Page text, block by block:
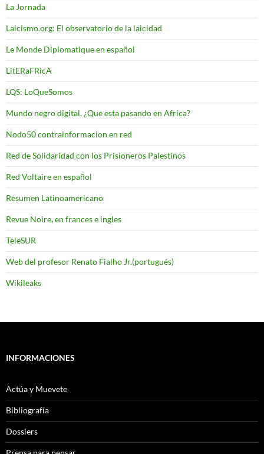
La Jornada
Laicismo.org: El observatorio de la laicidad
Le Monde Diplomatique en español
LitERaFRicA
LQS: LoQueSomos
Mundo negro digital. ¿Que esta pasando en Africa?
Nodo50 contrainformacion en red
Red de Solidaridad con los Prisioneros Palestinos
Red Voltaire en español
Resumen Latinoamericano
Revue Noire, en frances e ingles
TeleSUR
Web del profesor Renato Fialho Jr.(portugués)
Wikileaks
INFORMACIONES
Actúa y Muevete
Bibliografía
Dossiers